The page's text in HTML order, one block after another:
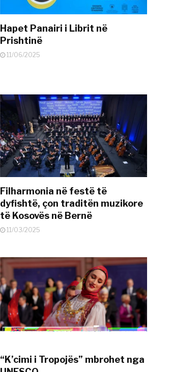
Hapet Panairi i Librit në
Prishtinë
11/06/2025
Filharmonia në festë të
dyfishtë, çon traditën muzikore
të Kosovës në Bernë
11/03/2025
“K’cimi i Tropojës” mbrohet nga